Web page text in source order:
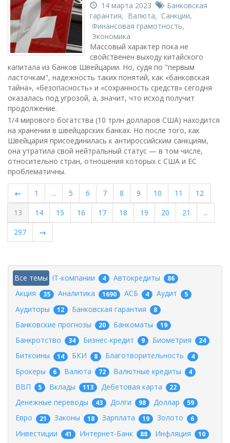
14 марта 2023
Банковская
гарантия, Валюта, Санкции,
Финансовая грамотность,
Экономика
Массовый характер пока не
свойственен выходу китайского
капитала из банков Швейцарии. Но, судя по "первым
ласточкам", надежность таких понятий, как «банковская
тайна», «безопасность» и «сохранность средств» сегодня
оказалась под угрозой, а, значит, что исход получит
продолжение.
1/4 мирового богатства (10 трлн долларов США) находится
на хранении в швейцарских банках. Но после того, как
Швейцария присоединилась к антироссийским санкциям,
она утратила свой нейтральный статус — в том числе,
относительно стран, отношения которых с США и ЕС
проблематичны.
← 1 ... 5 6 7 8 9 10 11
12
13
14 15 16 17 18 19 20 21
...
297
→
Все темы IT-компании 4 Автокредиты 86
Акция 35 Аналитика 1690 АСБ 4 Аудит 5
Аудиторы 12 Банковская гарантия 8
Банковские прогнозы 20 Банкоматы 19
Банкротство 34 Бизнес-кредит 9 Биометрия 24
Биткоины 14 БКИ 8 Благотворительность 4
Брокеры 6 Валюта 72 Валютные кредиты 4
ВВП 5 Вклады 113 Дебетовая карта 22
Денежные переводы 43 Долги 98 Доллар 59
Евро 21 Законы 18 Зарплата 19 Золото 6
Инвестиции 41 Интернет-Банк 88 Инфляция 10